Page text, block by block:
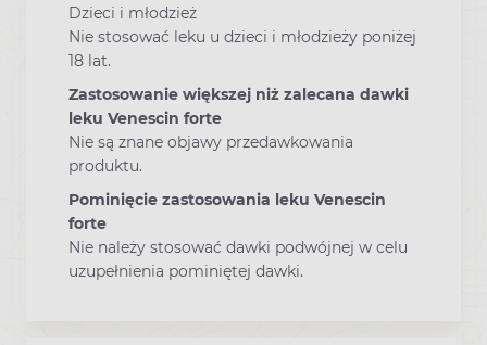
Dzieci i młodzież
Nie stosować leku u dzieci i młodzieży poniżej
18 lat.
Zastosowanie większej niż zalecana dawki
leku Venescin forte
Nie są znane objawy przedawkowania
produktu.
Pominięcie zastosowania leku Venescin
forte
Nie należy stosować dawki podwójnej w celu
uzupełnienia pominiętej dawki.